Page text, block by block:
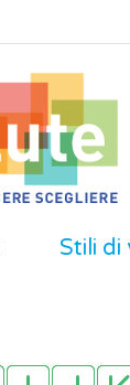
Stili di